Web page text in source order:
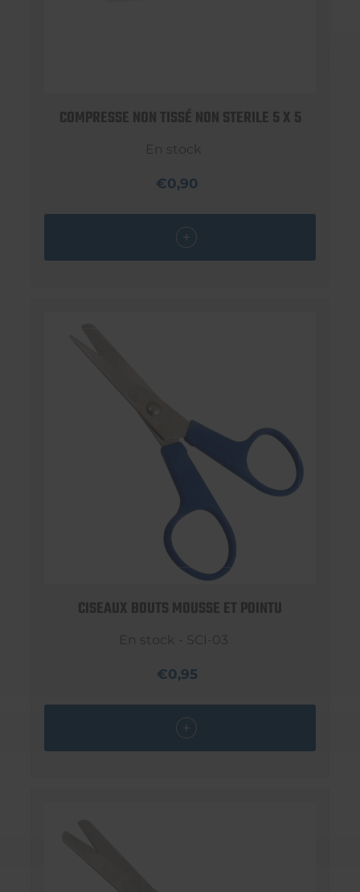
COMPRESSE NON TISSÉ NON STERILE 5 X 5
En stock
€0,90
CISEAUX BOUTS MOUSSE ET POINTU
En stock - SCI-03
€0,95